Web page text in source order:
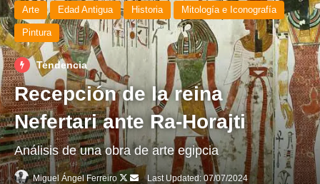
Arte Edad Antigua Historia Mitología e Iconografía
Pintura
Tendencia
Recepción de la reina
Nefertari ante Ra-Horajti
Análisis de una obra de arte egipcia
Miguel Ángel Ferreiro
Follow
SendLast Updated: 07/07/2024